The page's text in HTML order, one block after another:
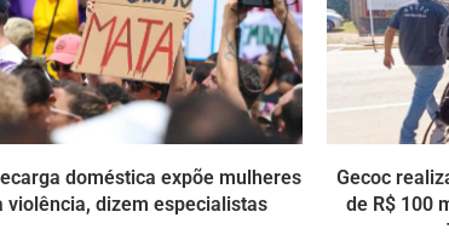
doméstica expõe mulheres
violência, dizem especialistas
Gecoc
de R$ 100